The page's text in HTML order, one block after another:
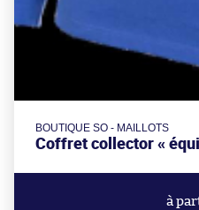
BOUTIQUE SO - MAILLOTS
Coffret collector «
à